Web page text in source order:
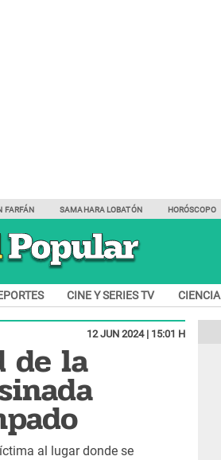
FARFÁN SAMAHARA LOBATÓN HORÓSCOPO
CINE Y SERIES TV CIENCIA
12 JUN 2024 | 15:01 H
de la
al lugar donde se